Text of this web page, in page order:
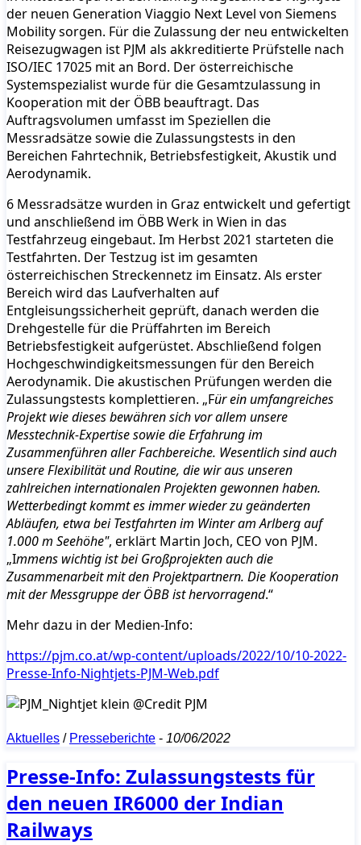
der neuen Generation Viaggio Next Level von Siemens
Mobility sorgen. Für die Zulassung der neu entwickelten
Reisezugwagen ist PJM als akkreditierte Prüfstelle nach
ISO/IEC 17025 mit an Bord. Der österreichische
Systemspezialist wurde für die Gesamtzulassung in
Kooperation mit der ÖBB beauftragt. Das
Auftragsvolumen umfasst im Speziellen die
Messradsätze sowie die Zulassungstests in den
Bereichen Fahrtechnik, Betriebsfestigkeit, Akustik und
Aerodynamik.
6 Messradsätze wurden in Graz entwickelt und gefertigt
und anschließend im ÖBB Werk in Wien in das
Testfahrzeug eingebaut. Im Herbst 2021 starteten die
Testfahrten. Der Testzug ist im gesamten
österreichischen Streckennetz im Einsatz. Als erster
Bereich wird das Laufverhalten auf
Entgleisungssicherheit geprüft, danach werden die
Drehgestelle für die Prüffahrten im Bereich
Betriebsfestigkeit aufgerüstet. Abschließend folgen
Hochgeschwindigkeitsmessungen für den Bereich
Aerodynamik. Die akustischen Prüfungen werden die
Zulassungstests komplettieren. „Für ein umfangreiches
Projekt wie dieses bewähren sich vor allem unsere
Messtechnik-Expertise sowie die Erfahrung im
Zusammenführen aller Fachbereiche. Wesentlich sind auch
unsere Flexibilität und Routine, die wir aus unseren
zahlreichen internationalen Projekten gewonnen haben.
Wetterbedingt kommt es immer wieder zu geänderten
Abläufen, etwa bei Testfahrten im Winter am Arlberg auf
1.000 m Seehöhe", erklärt Martin Joch, CEO von PJM.
„Immens wichtig ist bei Großprojekten auch die
Zusammenarbeit mit den Projektpartnern. Die Kooperation
mit der Messgruppe der ÖBB ist hervorragend.“
Mehr dazu in der Medien-Info:
https://pjm.co.at/wp-content/uploads/2022/10/10-2022-
Presse-Info-Nightjets-PJM-Web.pdf
Aktuelles / Presseberichte - 10/06/2022
Presse-Info: Zulassungstests für
den neuen IR6000 der Indian
Railways